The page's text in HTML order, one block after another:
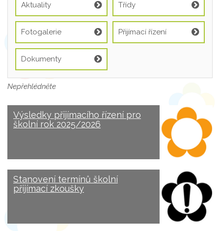
Aktuality Třídy
Fotogalerie Přijímací řízení
Dokumenty
Nepřehlédněte
Výsledky přijímacího řízení pro
školní rok 2025/2026
Stanovení termínů školní
přijímací zkoušky